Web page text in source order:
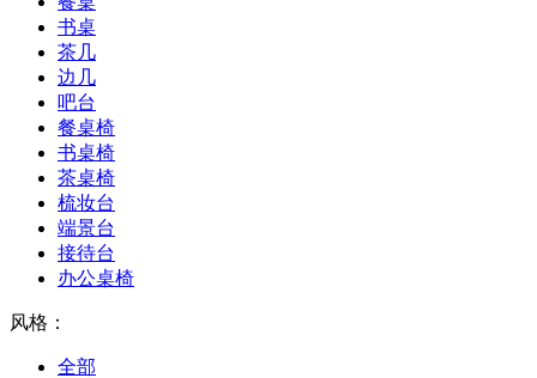
书桌
茶几
边几
吧台
餐桌椅
书桌椅
茶桌椅
梳妆台
端景台
接待台
办公桌椅
风格：
全部